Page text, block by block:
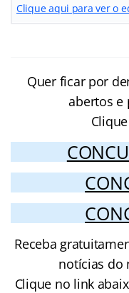
Clique aqui para ver o
Quer ficar por
abertos e
Receba
notícias do
Clique no link